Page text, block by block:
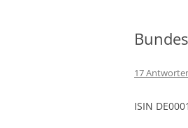
17
ISIN